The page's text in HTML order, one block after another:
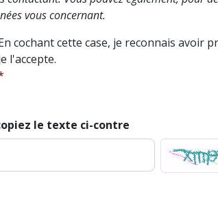
vous concernant.
cochant cette case, je reconnais avoir
l'accepte.
le texte ci-contre